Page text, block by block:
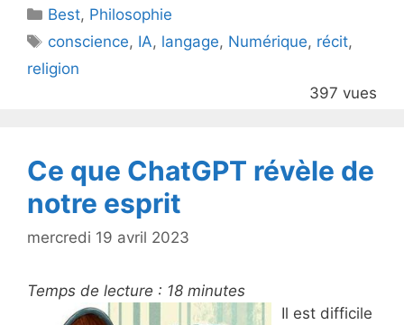
er e
b
Catégories
Best, Philosophie
Étiquettes
conscience, IA, langage, Numérique, récit,
religion
397 vues
Ce que ChatGPT révèle de
notre esprit
mercredi 19 avril 2023
Temps de lecture : 18 minutes
Il est difficile